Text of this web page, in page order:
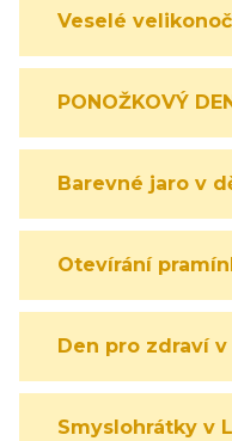
Veselé
PONOŽKOVÝ
Barevné jaro v
Otevírání
Den pro zdraví v
Smyslohrátky v